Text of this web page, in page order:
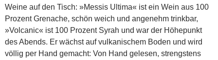
Weine auf den Tisch: »Messis Ultima« ist ein Wein aus 100
Prozent Grenache, schön weich und angenehm trinkbar,
»Volcanic« ist 100 Prozent Syrah und war der Höhepunkt
des Abends. Er wächst auf vulkanischem Boden und wird
völlig per Hand gemacht: Von Hand gelesen, strengstens